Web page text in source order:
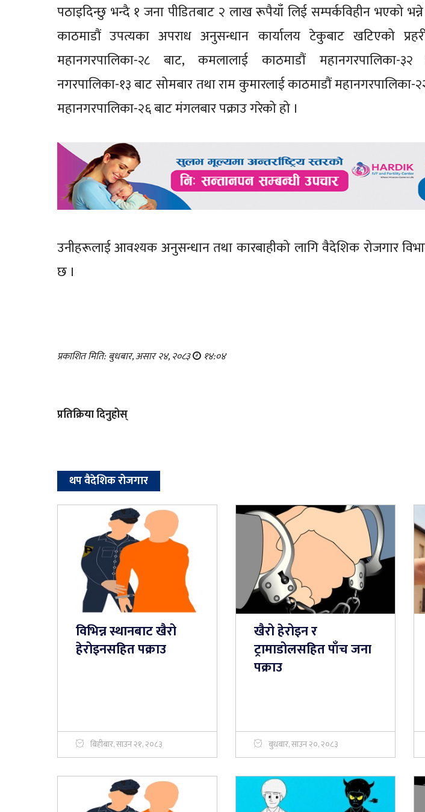
पठाइदिन्छु भन्दै १ जना पीडितबाट २ लाख रूपैयाँ लिई सम्पर्कविहीन भएको
काठमाडौं उपत्यका अपराध अनुसन्धान कार्यालय टेकुबाट खटिएको
महानगरपालिका-२८ बाट, कमलालाई काठमाडौं महानगरपालिका-३२
नगरपालिका-१३ बाट सोमबार तथा राम कुमारलाई काठमाडौं
महानगरपालिका-२६ बाट मंगलबार पक्राउ गरेको हो ।
उनीहरूलाई आवश्यक अनुसन्धान तथा कारबाहीको लागि वैदेशिक रोजगार
छ ।
प्रकाशित मिति: बुधबार, असार २४, २०८३ १४:०४
प्रतिक्रिया दिनुहोस्
थप वैदेशिक रोजगार
विभिन्न स्थानबाट खैरो
हेरोइनसहित पक्राउ
बिहीबार, साउन २१, २०८३
खैरो हेरोइन र
ट्रामाडोलसहित पाँच जना
पक्राउ
बुधबार, साउन २०, २०८३